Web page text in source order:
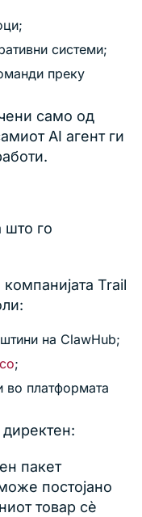
системи;
преку
само од
AI агент ги
што го
Trail
на ClawHub;
;
во платформата
пакет
постојано
товар сè